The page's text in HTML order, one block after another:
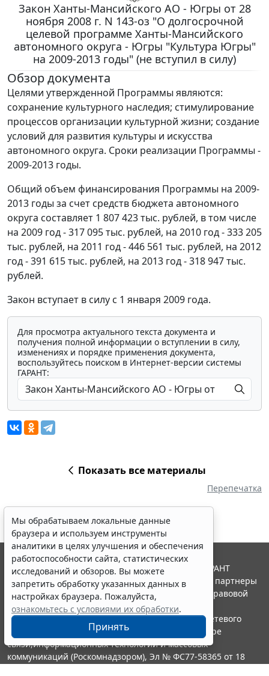
Закон Ханты-Мансийского АО - Югры от 28
ноября 2008 г. N 143-оз "О долгосрочной
целевой программе Ханты-Мансийского
автономного округа - Югры "Культура Югры"
на 2009-2013 годы" (не вступил в силу)
Обзор документа
Целями утвержденной Программы являются:
сохранение культурного наследия; стимулирование
процессов организации культурной жизни; создание
условий для развития культуры и искусства
автономного округа. Сроки реализации Программы -
2009-2013 годы.
Общий объем финансирования Программы на 2009-
2013 годы за счет средств бюджета автономного
округа составляет 1 807 423 тыс. рублей, в том числе
на 2009 год - 317 095 тыс. рублей, на 2010 год - 333 205
тыс. рублей, на 2011 год - 446 561 тыс. рублей, на 2012
год - 391 615 тыс. рублей, на 2013 год - 318 947 тыс.
рублей.
Закон вступает в силу с 1 января 2009 года.
Для просмотра актуального текста документа и
получения полной информации о вступлении в силу,
изменениях и порядке применения документа,
воспользуйтесь поиском в Интернет-версии системы
ГАРАНТ:
Показать все материалы
Перепечатка
Мы обрабатываем локальные данные
браузера и используем инструменты
аналитики в целях улучшения и обеспечения
работоспособности сайта, статистических
исследований и обзоров. Вы можете
запретить обработку указанных данных в
настройках браузера. Пожалуйста,
ознакомьтесь с условиями их обработки.
Принять
© ООО "НПП "ГАРАНТ-СЕРВИС", 2026. Система ГАРАНТ
выпускается с 1990 года. Компания "Гарант" и ее партнеры
являются участниками Российской ассоциации правовой
информации ГАРАНТ.
Портал ГАРАНТ.РУ зарегистрирован в качестве сетевого
издания Федеральной службой по надзору в сфере
связи,информационных технологий и массовых
коммуникаций (Роскомнадзором), Эл № ФС77-58365 от 18